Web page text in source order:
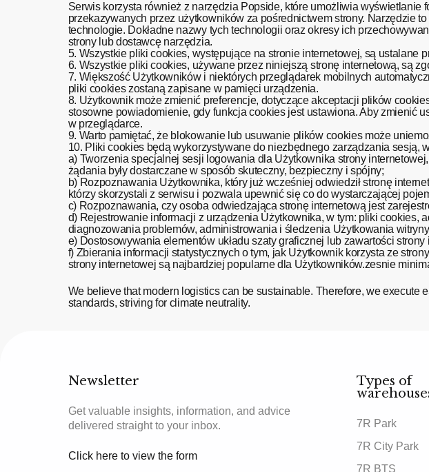
Serwis korzysta również z narzędzia Popside, które umożliwia wyświetlanie
przekazywanych przez użytkowników za pośrednictwem strony. Narzędzie
technologie. Dokładne nazwy tych technologii oraz okresy ich
strony lub dostawcę narzędzia.
5. Wszystkie pliki cookies, występujące na stronie internetowej, są ustalane
6. Wszystkie pliki cookies, używane przez niniejszą stronę internetową, są
7. Większość Użytkowników i niektórych przeglądarek mobilnych
pliki cookies zostaną zapisane w pamięci urządzenia.
8. Użytkownik może zmienić preferencje, dotyczące akceptacji plików
stosowne powiadomienie, gdy funkcja cookies jest ustawiona. Aby zmienić
w przeglądarce.
9. Warto pamiętać, że blokowanie lub usuwanie plików cookies może
10. Pliki cookies będą wykorzystywane do niezbędnego zarządzania sesją,
a) Tworzenia specjalnej sesji logowania dla Użytkownika strony
żądania były dostarczane w sposób skuteczny, bezpieczny i spójny;
b) Rozpoznawania Użytkownika, który już wcześniej odwiedził stronę
którzy skorzystali z serwisu i pozwala upewnić się co do wystarczającej
c) Rozpoznawania, czy osoba odwiedzająca stronę internetową jest
d) Rejestrowanie informacji z urządzenia Użytkownika, w tym: pliki cookies,
diagnozowania problemów, administrowania i śledzenia Użytkowania
e) Dostosowywania elementów układu szaty graficznej lub zawartości strony
f) Zbierania informacji statystycznych o tym, jak Użytkownik korzysta ze
strony internetowej są najbardziej popularne dla Użytkowników.zesnie
We believe that modern logistics can be sustainable. Therefore, we execute
standards, striving for climate neutrality.
Newsletter
Get valuable insights, information, and advice
delivered straight to your inbox.
Click here to view the form
Types of
7R Park
7R City Park
7R BTS